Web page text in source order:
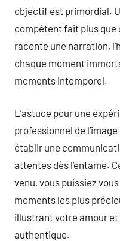
objectif est primordial.
compétent fait plus que
raconte une narration,
chaque moment
moments intemporel.
L’astuce pour une
professionnel de
établir une
attentes dès l’entame.
venu, vous puissiez
moments les plus
illustrant votre amour
authentique.